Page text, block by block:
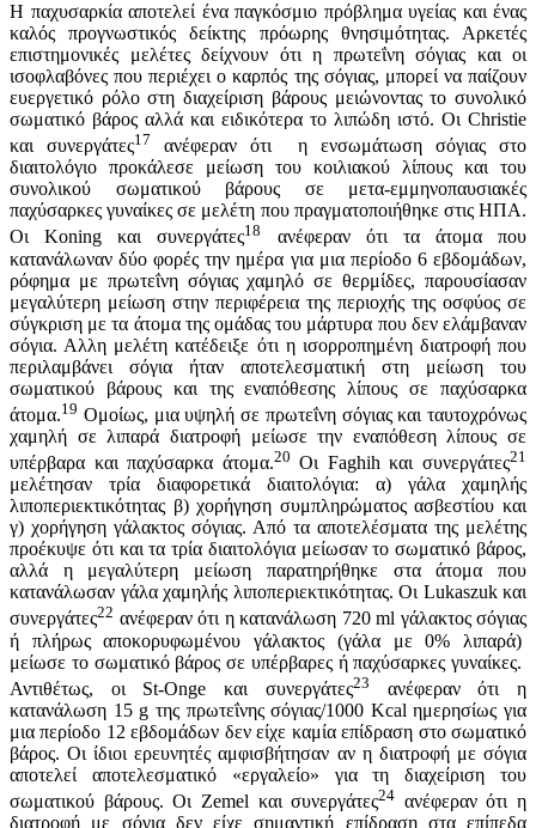
Η παχυσαρκία αποτελεί ένα παγκόσμιο πρόβλημα υγείας και ένας
καλός προγνωστικός δείκτης πρόωρης θνησιμότητας. Αρκετές
επιστημονικές μελέτες δείχνουν ότι η πρωτεΐνη σόγιας και οι
ισοφλαβόνες που περιέχει ο καρπός της σόγιας, μπορεί να παίζουν
ευεργετικό ρόλο στη διαχείριση βάρους μειώνοντας το συνολικό
σωματικό βάρος αλλά και ειδικότερα το λιπώδη ιστό. Οι Christie
και συνεργάτες17
ανέφεραν ότι η ενσωμάτωση σόγιας στο
διαιτολόγιο προκάλεσε μείωση του κοιλιακού λίπους και του
συνολικού σωματικού βάρους σε μετα-εμμηνοπαυσιακές
παχύσαρκες γυναίκες σε μελέτη που πραγματοποιήθηκε στις ΗΠΑ.
Οι Koning και συνεργάτες18
ανέφεραν ότι τα άτομα που
κατανάλωναν δύο φορές την ημέρα για μια περίοδο 6 εβδομάδων,
ρόφημα με πρωτεΐνη σόγιας χαμηλό σε θερμίδες, παρουσίασαν
μεγαλύτερη μείωση στην περιφέρεια της περιοχής της οσφύος σε
σύγκριση με τα άτομα της ομάδας του μάρτυρα που δεν ελάμβαναν
σόγια. Αλλη μελέτη κατέδειξε ότι η ισορροπημένη διατροφή που
περιλαμβάνει σόγια ήταν αποτελεσματική στη μείωση του
σωματικού βάρους και της εναπόθεσης λίπους σε παχύσαρκα
άτομα.19 Ομοίως, μια υψηλή σε πρωτεΐνη σόγιας και ταυτοχρόνως
χαμηλή σε λιπαρά διατροφή μείωσε την εναπόθεση λίπους σε
υπέρβαρα και παχύσαρκα άτομα.20 Οι Faghih και συνεργάτες21
μελέτησαν τρία διαφορετικά διαιτολόγια: α) γάλα χαμηλής
λιποπεριεκτικότητας β) χορήγηση συμπληρώματος ασβεστίου και
γ) χορήγηση γάλακτος σόγιας. Από τα αποτελέσματα της μελέτης
προέκυψε ότι και τα τρία διαιτολόγια μείωσαν το σωματικό βάρος,
αλλά η μεγαλύτερη μείωση παρατηρήθηκε στα άτομα που
κατανάλωσαν γάλα χαμηλής λιποπεριεκτικότητας. Οι Lukaszuk και
συνεργάτες22 ανέφεραν ότι η κατανάλωση 720 ml γάλακτος σόγιας
ή πλήρως αποκορυφωμένου γάλακτος (γάλα με 0% λιπαρά)
μείωσε το σωματικό βάρος σε υπέρβαρες ή παχύσαρκες γυναίκες.
Αντιθέτως, οι St-Onge και συνεργάτες23
ανέφεραν ότι η
κατανάλωση 15 g της πρωτεΐνης σόγιας/1000 Kcal ημερησίως για
μια περίοδο 12 εβδομάδων δεν είχε καμία επίδραση στο σωματικό
βάρος. Οι ίδιοι ερευνητές αμφισβήτησαν αν η διατροφή με σόγια
αποτελεί αποτελεσματικό «εργαλείο» για τη διαχείριση του
σωματικού βάρους. Οι Zemel και συνεργάτες24 ανέφεραν ότι η
διατροφή με σόγια δεν είχε σημαντική επίδραση στα επίπεδα